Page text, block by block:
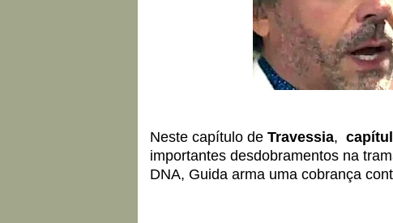
Neste capítulo de Travessia,
importantes desdobramentos na
DNA, Guida arma uma cobrança